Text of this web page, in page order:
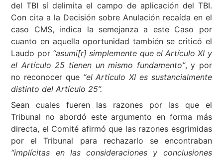
del TBI sí delimita el campo de aplicación del TBI.
Con cita a la Decisión sobre Anulación recaída en el
caso CMS, indica la semejanza a este Caso por
cuanto en aquella oportunidad también se criticó el
Laudo por “asumi[r] simplemente que el Artículo XI y
el Artículo 25 tienen un mismo fundamento”, y por
no reconocer que “el Artículo XI es sustancialmente
distinto del Artículo 25”.
Sean cuales fueren las razones por las que el
Tribunal no abordó este argumento en forma más
directa, el Comité afirmó que las razones esgrimidas
por el Tribunal para rechazarlo se encontraban
“implícitas en las consideraciones y conclusiones